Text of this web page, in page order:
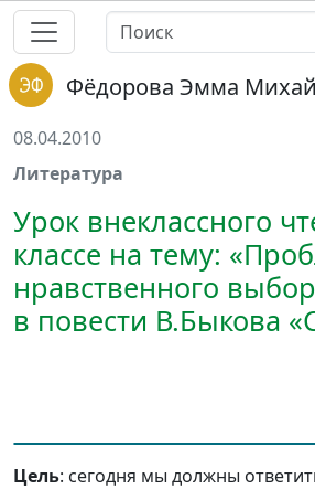
Фёдорова Эмма
08.04.2010
Литература
Урок внеклассного
классе на тему:
нравственного
в повести В.Быкова
Цель: сегодня мы должны